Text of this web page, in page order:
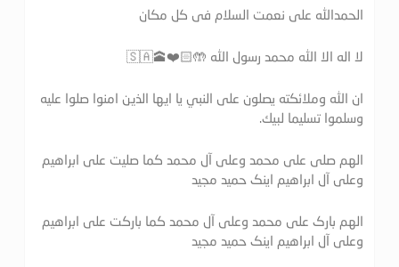
الحمدالله علی نعمت السلام فی کل مکان
لا اله الا الله محمد رسول الله 🤲🏻❤️🕋🇸🇦
ان الله وملائكته يصلون على النبي يا ايها الذين امنوا صلوا عليه
وسلموا تسليما لبيك.
الهم صلی علی محمد وعلی آل محمد کما صلیت علی ابراهیم
وعلی آل ابراهیم اینک حمید مجید
الهم بارک علی محمد وعلی آل محمد کما بارکت علی ابراهیم
وعلی آل ابراهیم اینک حمید مجید